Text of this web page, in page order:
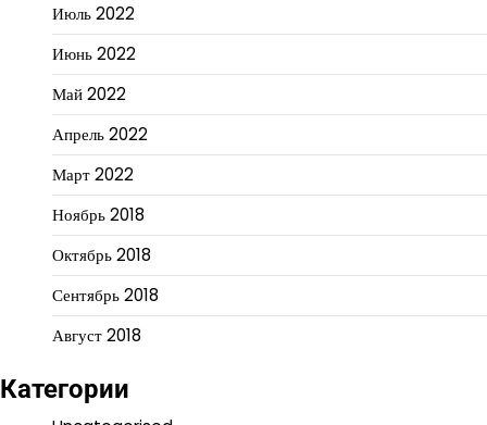
Июль 2022
Июнь 2022
Май 2022
Апрель 2022
Март 2022
Ноябрь 2018
Октябрь 2018
Сентябрь 2018
Август 2018
Категории